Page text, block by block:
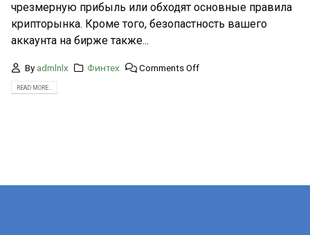
чрезмерную прибыль или обходят основные правила
крипторынка. Кроме того, безопастность вашего
аккаунта на бирже также...
By admlnlx Финтех Comments Off
READ MORE...